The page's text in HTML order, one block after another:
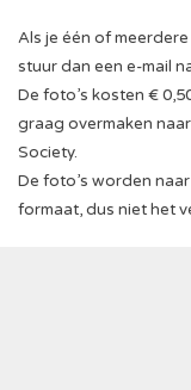
Als je één of
stuur dan een e-mail
De foto’s kosten €
graag overmaken
Society.
De foto’s worden
formaat, dus niet het